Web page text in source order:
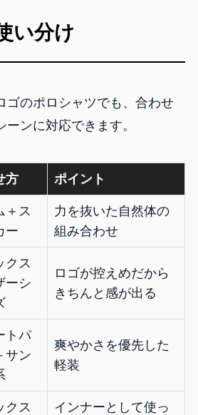
い分け
ゴのポロシャツでも、合わせ
ンに対応できます。
方 ポイント
＋ス
ー
力を抜いた自然体の
組み合わせ
クス
ーシ
ロゴが控えめだから
きちんと感が出る
トパ
サン
爽やかさを優先した
軽装
クス
インナーとして使っ